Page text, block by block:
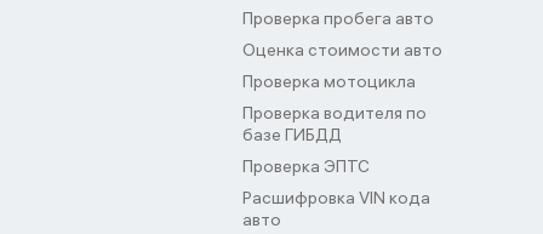
Проверка пробега авто
Оценка стоимости авто
Проверка мотоцикла
Проверка водителя по
базе ГИБДД
Проверка ЭПТС
Расшифровка VIN кода
авто